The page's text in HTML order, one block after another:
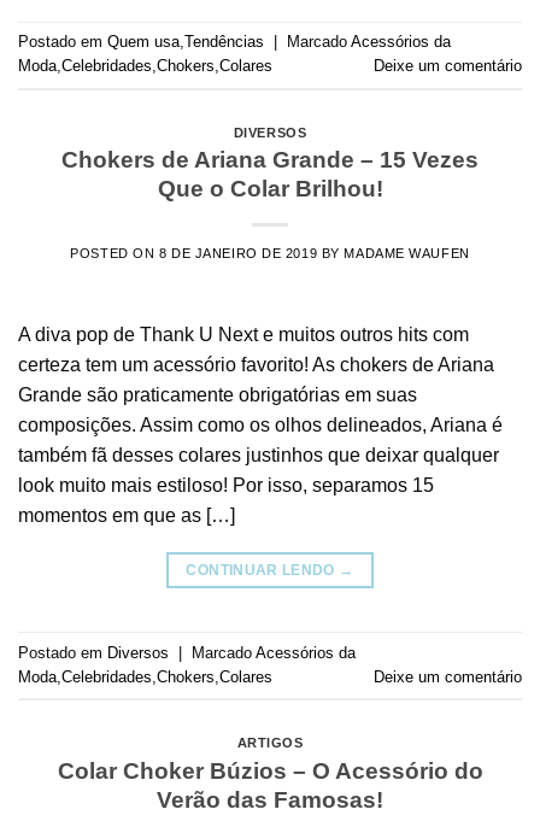
Postado em Quem usa Tendências Marcado Acessórios da
Moda Celebridades Chokers Colares Deixe um comentário
DIVERSOS
Chokers de Ariana Grande – 15 Vezes
Que o Colar Brilhou!
POSTED ON 8 DE JANEIRO DE 2019 BY MADAME WAUFEN
A diva pop de Thank U Next e muitos outros hits com
certeza tem um acessório favorito! As chokers de Ariana
Grande são praticamente obrigatórias em suas
composições. Assim como os olhos delineados, Ariana é
também fã desses colares justinhos que deixar qualquer
look muito mais estiloso! Por isso, separamos 15
momentos em que as […]
CONTINUAR LENDO →
Postado em Diversos | Marcado Acessórios da
Moda Celebridades Chokers Colares Deixe um comentário
ARTIGOS
Colar Choker Búzios – O Acessório do
Verão das Famosas!